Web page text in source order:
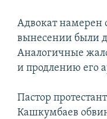
Адвокат намерен
вынесении были
Аналогичные
и продлению его
Пастор
Кашкумбаев